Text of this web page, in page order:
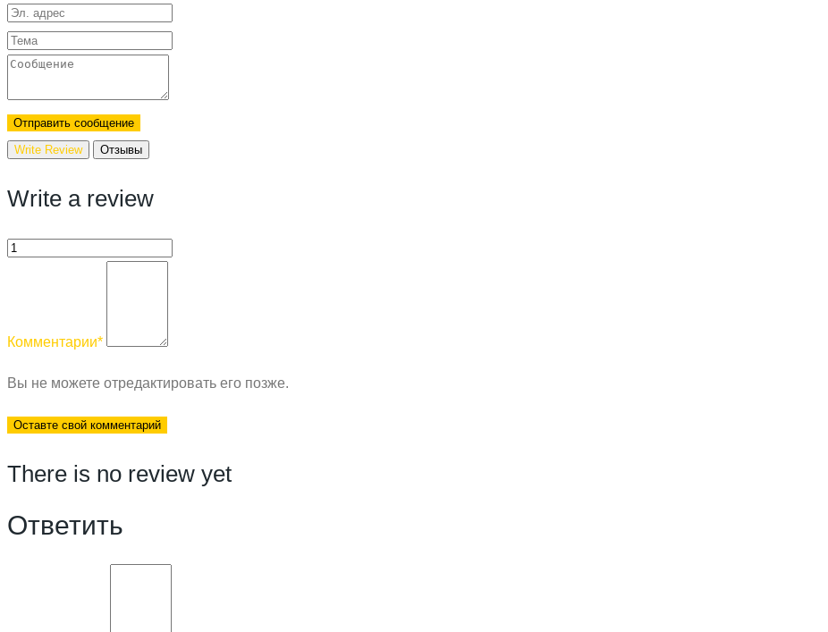
Отправить сообщение
Write Review
Отзывы
Write a review
Комментарии*
Вы не можете отредактировать его позже.
There is no review yet
Ответить